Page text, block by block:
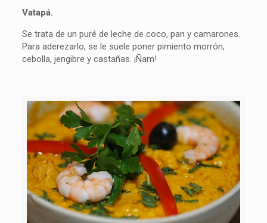
Vatapá.
Se trata de un puré de leche de coco, pan y camarones.
Para aderezarlo, se le suele poner pimiento morrón,
cebolla, jengibre y castañas. ¡Ñam!